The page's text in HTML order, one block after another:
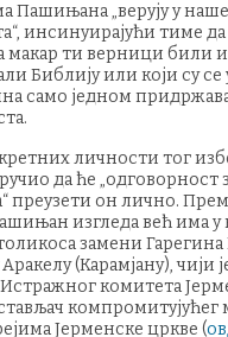
Пашињана „верују у
инсинуирајући тиме
макар ти верници били
Библију или који су се
само једном
личности тог
да ће „одговорност
преузети он лично.
изгледа већ има у
замени Гарегина
(Карамјану), чији
комитета
компромитујућег
Јерменске цркве (